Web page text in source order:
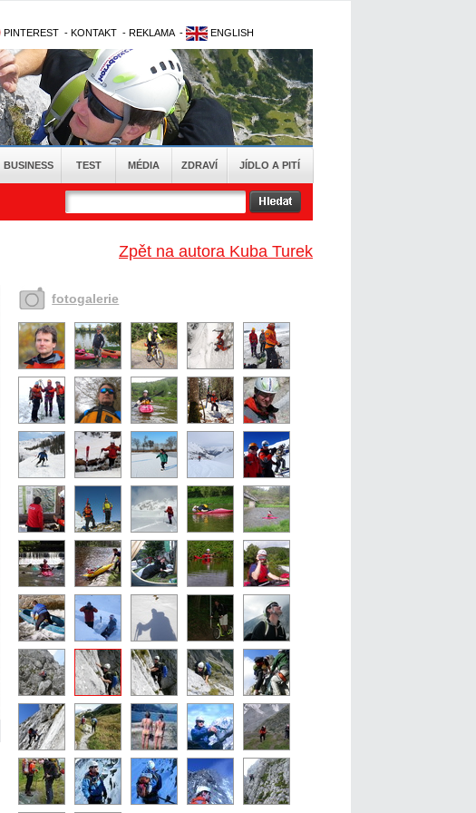
PINTEREST - KONTAKT - REKLAMA - ENGLISH
BUSINESS TEST MÉDIA ZDRAVÍ JÍDLO A PITÍ
Zpět na autora Kuba Turek
fotogalerie